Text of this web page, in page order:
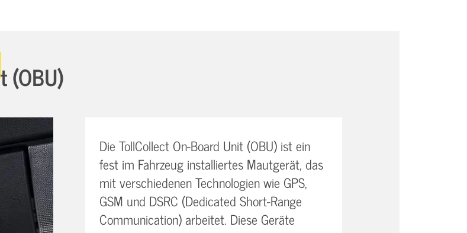
(OBU)
Die TollCollect On-Board Unit (OBU) ist ein
fest im Fahrzeug installiertes Mautgerät, das
mit verschiedenen Technologien wie GPS,
GSM und DSRC (Dedicated Short-Range
Communication) arbeitet. Diese Geräte